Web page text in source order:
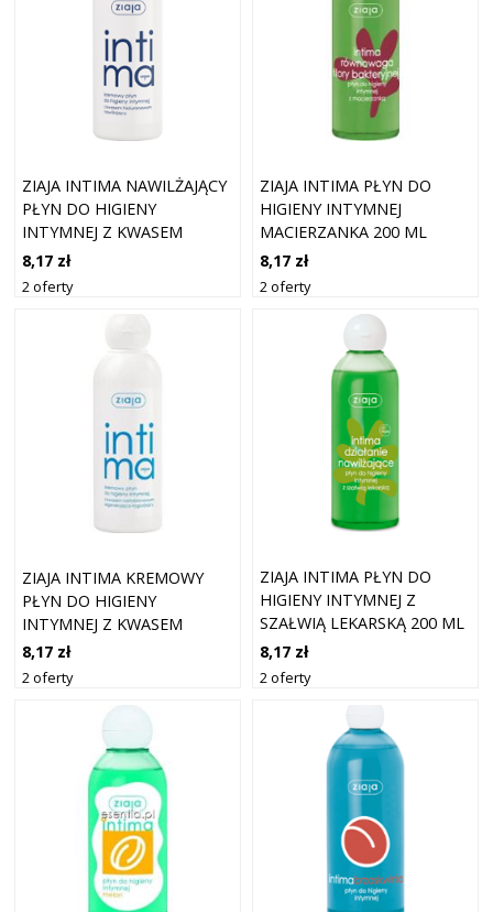
ZIAJA INTIMA NAWILŻAJĄCY
PŁYN DO HIGIENY
INTYMNEJ Z KWASEM
HIALURONOWYM 200 ML
8,17 zł
2 oferty
ZIAJA INTIMA PŁYN DO
HIGIENY INTYMNEJ
MACIERZANKA 200 ML
8,17 zł
2 oferty
ZIAJA INTIMA KREMOWY
PŁYN DO HIGIENY
INTYMNEJ Z KWASEM
LAKTOBIONOWYM 200 ML
8,17 zł
2 oferty
ZIAJA INTIMA PŁYN DO
HIGIENY INTYMNEJ Z
SZAŁWIĄ LEKARSKĄ 200 ML
8,17 zł
2 oferty